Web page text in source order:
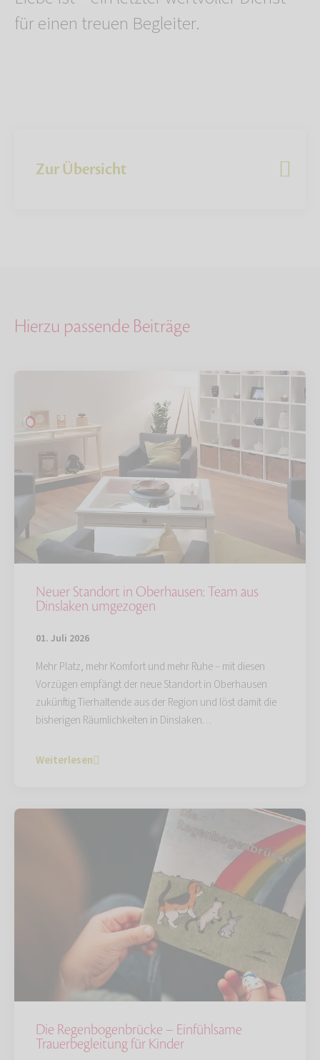
für einen treuen Begleiter.
Zur Übersicht
Hierzu passende Beiträge
Neuer Standort in Oberhausen: Team aus
Dinslaken umgezogen
01. Juli 2026
Mehr Platz, mehr Komfort und mehr Ruhe – mit diesen
Vorzügen empfängt der neue Standort in Oberhausen
zukünftig Tierhaltende aus der Region und löst damit die
bisherigen Räumlichkeiten in Dinslaken…
Weiterlesen
Die Regenbogenbrücke – Einfühlsame
Trauerbegleitung für Kinder